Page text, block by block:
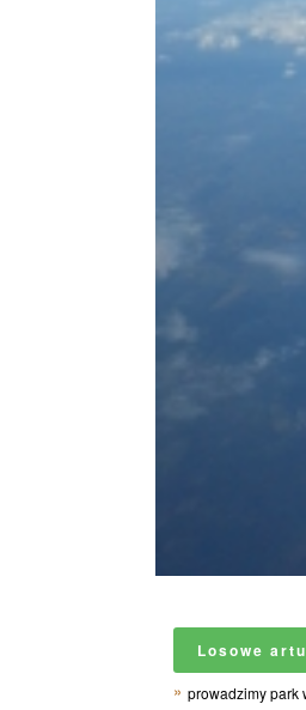
Losowe
prowadzimy park